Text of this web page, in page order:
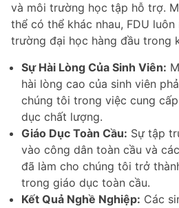
và môi trường học tập hỗ trợ.
thể có thể khác nhau, FDU
trường đại học hàng đầu trong
Sự Hài Lòng Của Sinh Viên:
hài lòng cao của sinh viên
chúng tôi trong việc cung
dục chất lượng.
Giáo Dục Toàn Cầu: Sự tập
vào công dân toàn cầu và
đã làm cho chúng tôi trở
trong giáo dục toàn cầu.
Kết Quả Nghề Nghiệp: Các